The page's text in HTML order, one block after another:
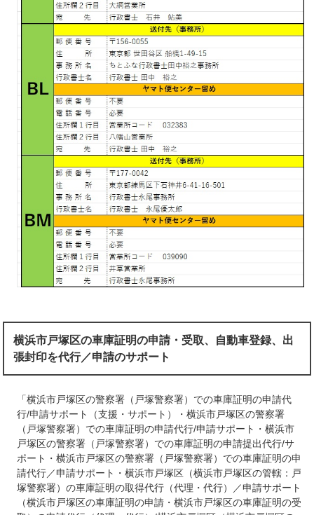
横浜市戸塚区の車庫証明の申請・受取、自動車登録、出
張封印を代行／申請のサポート
「横浜市戸塚区の警察署（戸塚警察署）での車庫証明の申請代
行/申請サポート（支援・サポート）・横浜市戸塚区の警察署
（戸塚警察署）での車庫証明の申請代行/申請サポート・横浜市
戸塚区の警察署（戸塚警察署）での車庫証明の申請提出代行/サ
ポート・横浜市戸塚区の警察署（戸塚警察署）での車庫証明の申
請代行／申請サポート・横浜市戸塚区（横浜市戸塚区の管轄：戸
塚警察署）の車庫証明の取得代行（代理・代行）／申請サポート
（横浜市戸塚区の車庫証明の申請・横浜市戸塚区の車庫証明の受